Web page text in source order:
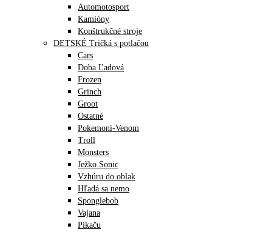
Automotosport
Kamióny
Konštrukčné stroje
DETSKÉ Tričká s potlačou
Cars
Doba Ľadová
Frozen
Grinch
Groot
Ostatné
Pokemoni-Venom
Troll
Monsters
Ježko Sonic
Vzhúru do oblak
Hľadá sa nemo
Sponglebob
Vajana
Pikaču